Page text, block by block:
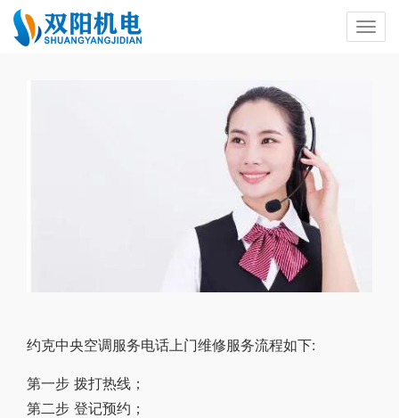
约克中央空调服务电话上门维修服务流程如下:
第一步 拨打热线；
第二步 登记预约；